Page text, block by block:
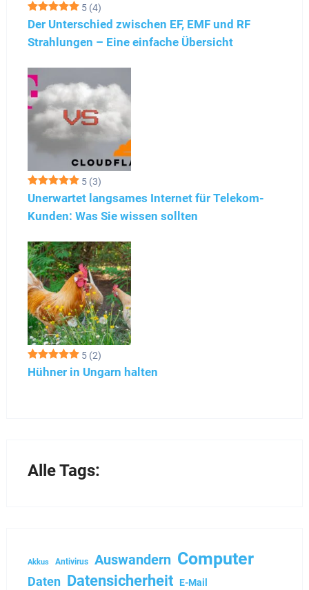
5 (4)
Der Unterschied zwischen EF, EMF und RF
Strahlungen – Eine einfache Übersicht
5 (3)
Unerwartet langsames Internet für Telekom-
Kunden: Was Sie wissen sollten
5 (2)
Hühner in Ungarn halten
Alle Tags:
Akkus Antivirus Auswandern Computer
Daten Datensicherheit E-Mail